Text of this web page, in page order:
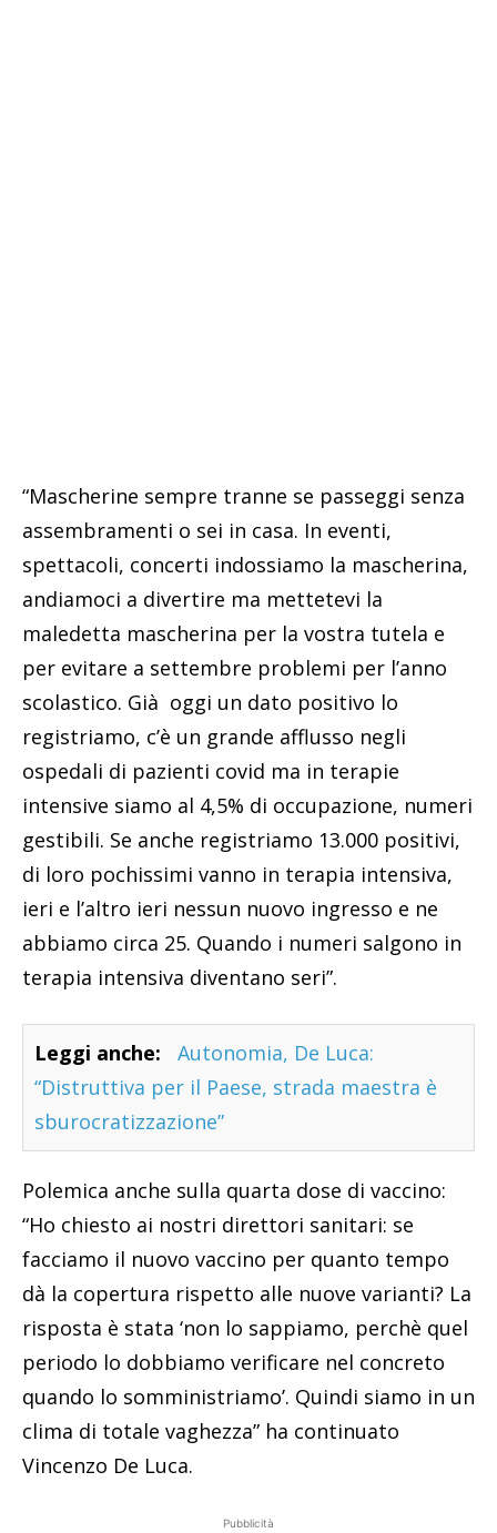
“Mascherine sempre tranne se passeggi senza
assembramenti o sei in casa. In eventi,
spettacoli, concerti indossiamo la mascherina,
andiamoci a divertire ma mettetevi la
maledetta mascherina per la vostra tutela e
per evitare a settembre problemi per l’anno
scolastico. Già oggi un dato positivo lo
registriamo, c’è un grande afflusso negli
ospedali di pazienti covid ma in terapie
intensive siamo al 4,5% di occupazione, numeri
gestibili. Se anche registriamo 13.000 positivi,
di loro pochissimi vanno in terapia intensiva,
ieri e l’altro ieri nessun nuovo ingresso e ne
abbiamo circa 25. Quando i numeri salgono in
terapia intensiva diventano seri”.
Leggi anche:
Autonomia, De Luca:
“Distruttiva per il Paese, strada maestra è
sburocratizzazione”
Polemica anche sulla quarta dose di vaccino:
“Ho chiesto ai nostri direttori sanitari: se
facciamo il nuovo vaccino per quanto tempo
dà la copertura rispetto alle nuove varianti? La
risposta è stata ‘non lo sappiamo, perchè quel
periodo lo dobbiamo verificare nel concreto
quando lo somministriamo’. Quindi siamo in un
clima di totale vaghezza” ha continuato
Vincenzo De Luca.
Pubblicità